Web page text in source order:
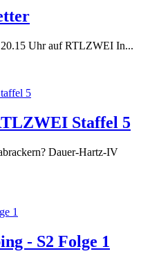
20.15 Uhr auf RTLZWEI In...
Staffel 5
Dauer-Hartz-IV
- S2 Folge 1